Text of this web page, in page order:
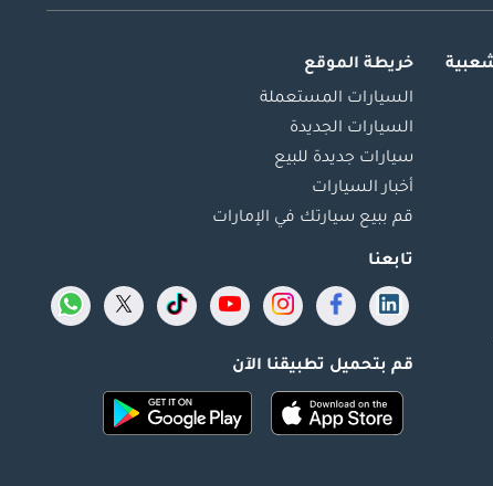
خريطة الموقع
السيارات المستعملة
السيارات الجديدة
سيارات جديدة للبيع
أخبار السيارات
قم ببيع سيارتك في الإمارات
تابعنا
قم بتحميل تطبيقنا الآن